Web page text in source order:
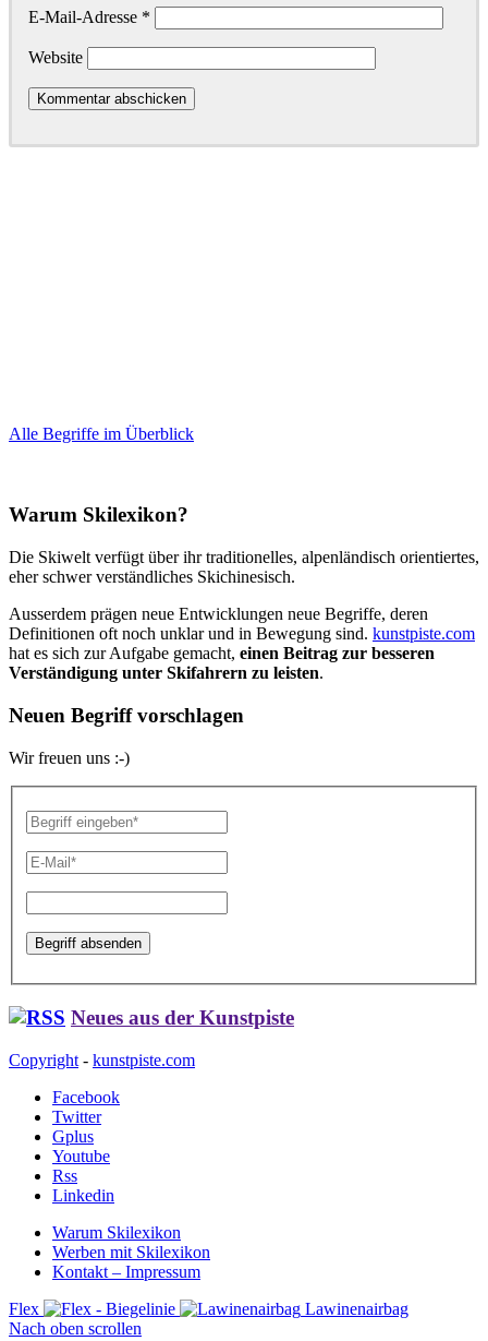
E-Mail-Adresse *
Website
Alle Begriffe im Überblick
Warum Skilexikon?
Die Skiwelt verfügt über ihr traditionelles, alpenländisch orientiertes,
eher schwer verständliches Skichinesisch.
Ausserdem prägen neue Entwicklungen neue Begriffe, deren
Definitionen oft noch unklar und in Bewegung sind. kunstpiste.com
hat es sich zur Aufgabe gemacht, einen Beitrag zur besseren
Verständigung unter Skifahrern zu leisten.
Neuen Begriff vorschlagen
Wir freuen uns :-)
Neues aus der Kunstpiste
Copyright - kunstpiste.com
Facebook
Twitter
Gplus
Youtube
Rss
Linkedin
Warum Skilexikon
Werben mit Skilexikon
Kontakt – Impressum
Flex
Lawinenairbag
Nach oben scrollen